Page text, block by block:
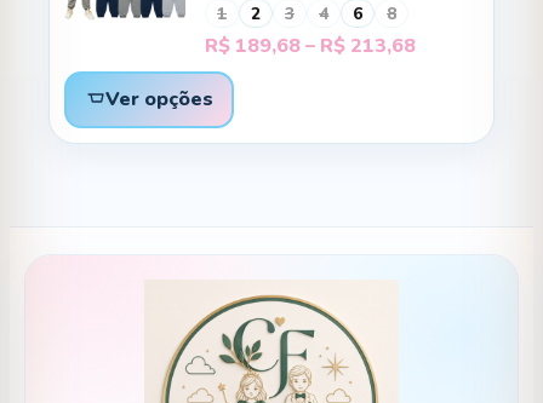
1 2 3 4 6 8
R$ 189,68– R$ 213,68Faixa
R$ 189,68
através
Ver opções